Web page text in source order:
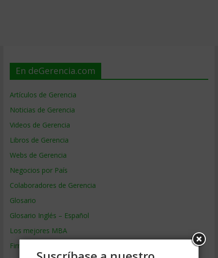
En deGerencia.com
Artículos de Gerencia
Noticias de Gerencia
Videos de Gerencia
Libros de Gerencia
Webs de Gerencia
Negocios por País
Colaboradores de Gerencia
Glosario
Glosario Inglés – Español
Los mejores MBA
Firmas de Gerencia